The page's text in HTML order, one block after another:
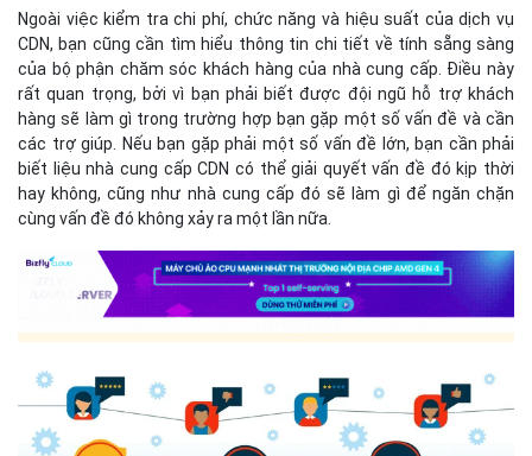
Ngoài việc kiểm tra chi phí, chức năng và hiệu suất của dịch vụ
CDN, bạn cũng cần tìm hiểu thông tin chi tiết về tính sẵng sàng
của bộ phận chăm sóc khách hàng của nhà cung cấp. Điều này
rất quan trọng, bởi vì bạn phải biết được đội ngũ hỗ trợ khách
hàng sẽ làm gì trong trường hợp bạn gặp một số vấn đề và cần
các trợ giúp. Nếu bạn gặp phải một số vấn đề lớn, bạn cần phải
biết liệu nhà cung cấp CDN có thể giải quyết vấn đề đó kịp thời
hay không, cũng như nhà cung cấp đó sẽ làm gì để ngăn chặn
cùng vấn đề đó không xảy ra một lần nữa.